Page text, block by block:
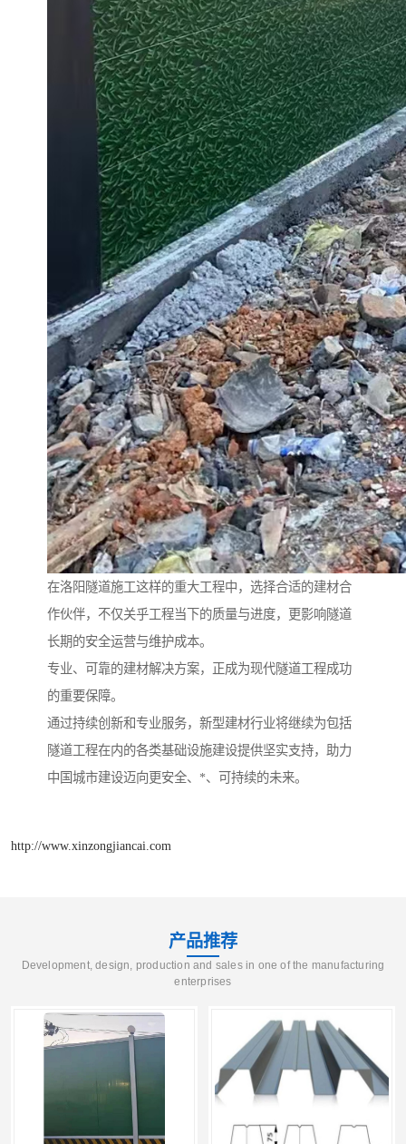
在洛阳隧道施工这样的重大工程中，选择合适的建材合
作伙伴，不仅关乎工程当下的质量与进度，更影响隧道
长期的安全运营与维护成本。
专业、可靠的建材解决方案，正成为现代隧道工程成功
的重要保障。
通过持续创新和专业服务，新型建材行业将继续为包括
隧道工程在内的各类基础设施建设提供坚实支持，助力
中国城市建设迈向更安全、*、可持续的未来。
http://www.xinzongjiancai.com
产品推荐
Development, design, production and sales in one of the manufacturing
enterprises